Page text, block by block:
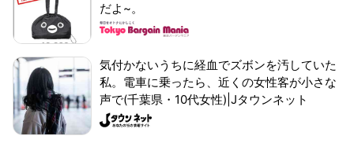
だよ~。
気付かないうちに経血でズボンを汚していた
私。電車に乗ったら、近くの女性客が小さな
声で(千葉県・10代女性)|Jタウンネット